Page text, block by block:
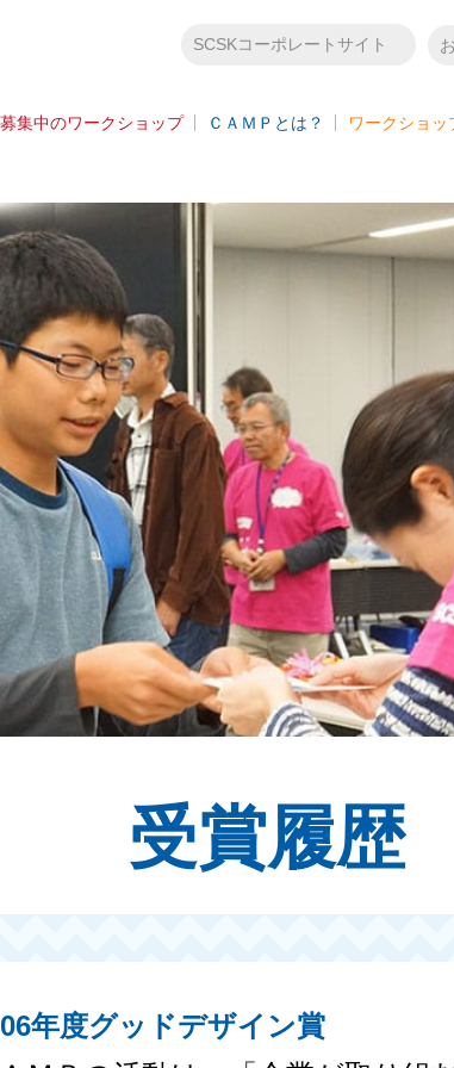
SCSKコーポレートサイト
募集中のワークショップ ＣＡＭＰとは？ ワークショッ
受賞履歴
年度グッドデザイン賞